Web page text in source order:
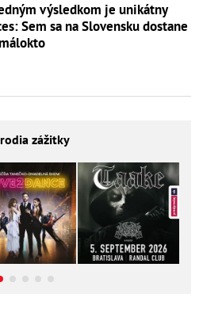
výsledkom je unikátny
Sem sa na Slovensku dostane
rodia zážitky